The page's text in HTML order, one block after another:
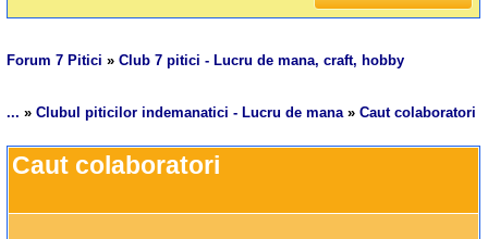
Forum 7 Pitici »Club 7 pitici - Lucru de mana, craft, hobby
... »Clubul piticilor indemanatici - Lucru de mana»Caut colaboratori
Caut colaboratori